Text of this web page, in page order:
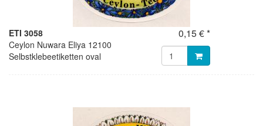
ETI 3058
Ceylon Nuwara Eliya 12100
Selbstklebeetiketten oval
0,15 € *